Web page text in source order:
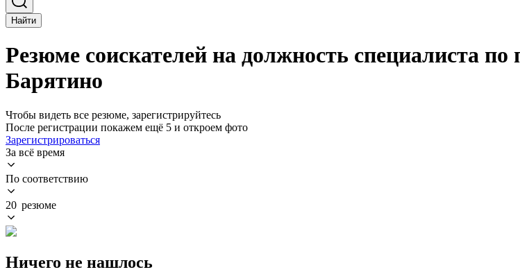
Найти
Резюме соискателей на должность специалиста
Барятино
Чтобы видеть все резюме, зарегистрируйтесь
После регистрации покажем ещё 5 и откроем фото
Зарегистрироваться
За всё время
По соответствию
20 резюме
Ничего не нашлось